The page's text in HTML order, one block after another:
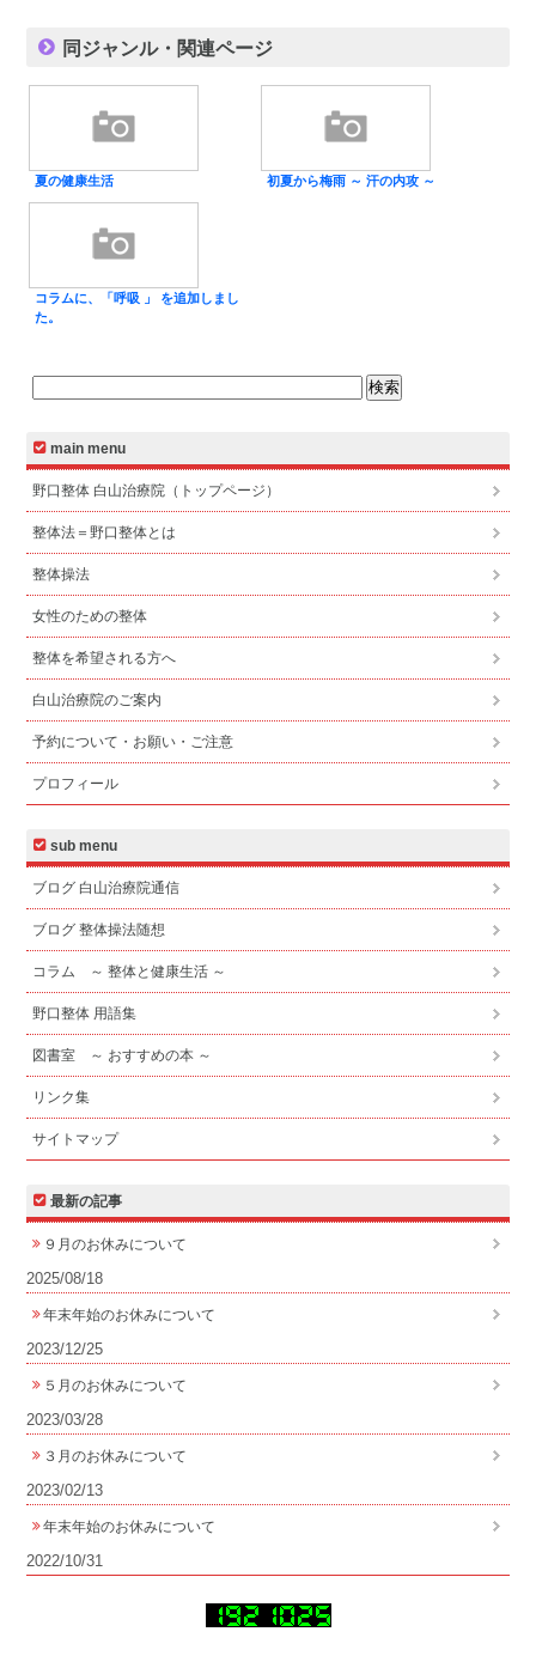
同ジャンル・関連ページ
夏の健康生活 初夏から梅雨 ～ 汗の内攻 ～
コラムに、「呼吸 」 を追加しまし
た。
main menu
野口整体 白山治療院（トップページ）
整体法＝野口整体とは
整体操法
女性のための整体
整体を希望される方へ
白山治療院のご案内
予約について・お願い・ご注意
プロフィール
sub menu
ブログ 白山治療院通信
ブログ 整体操法随想
コラム ～ 整体と健康生活 ～
野口整体 用語集
図書室 ～ おすすめの本 ～
リンク集
サイトマップ
最新の記事
９月のお休みについて
2025/08/18
年末年始のお休みについて
2023/12/25
５月のお休みについて
2023/03/28
３月のお休みについて
2023/02/13
年末年始のお休みについて
2022/10/31